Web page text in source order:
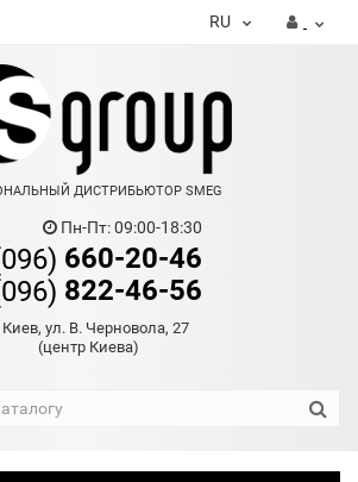
RU
ДИСТРИБЬЮТОР SMEG
Пн-Пт: 09:00-18:30
660-20-46
822-46-56
Киев, ул. В. Черновола, 27
(центр Киева)